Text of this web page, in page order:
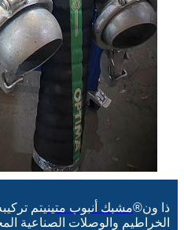
ذا ون®مشبك أنبوب متينيتم
الخراطيم والوصلات الصناعية